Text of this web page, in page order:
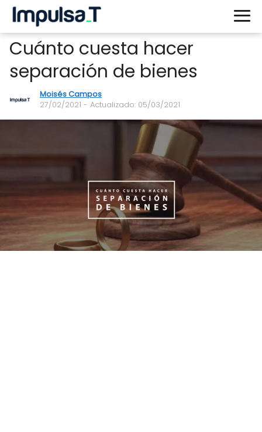
Cuánto cuesta hacer
separación de bienes
Moisés Campos
27/02/2021 - Actualizado: 05/03/2021